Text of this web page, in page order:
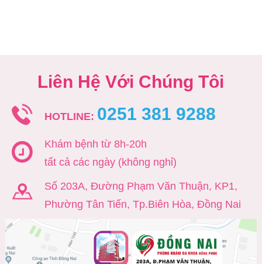
Liên Hệ Với Chúng Tôi
HOTLINE: 0251 381 9288
Khám bệnh từ 8h-20h
tất cả các ngày (không nghỉ)
Số 203A, Đường Phạm Văn Thuận, KP1,
Phường Tân Tiến, Tp.Biên Hòa, Đồng Nai